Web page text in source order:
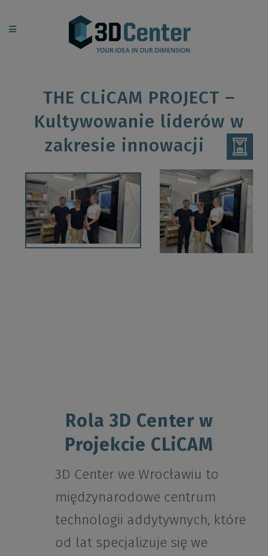
THE CLiCAM PROJECT –
Kultywowanie liderów w
zakresie innowacji
Rola 3D Center w
Projekcie CLiCAM
3D Center we Wrocławiu to
międzynarodowe centrum
technologii addytywnych, które
od lat specjalizuje się we